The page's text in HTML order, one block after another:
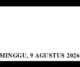
MINGGU, 9 AGUSTUS 2026